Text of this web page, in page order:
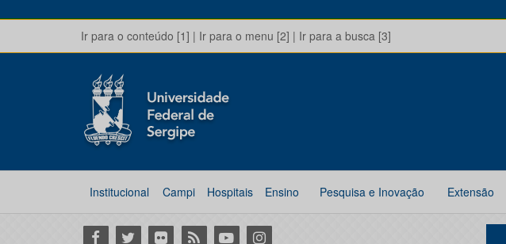
Ir para o conteúdo [1] | Ir para o menu [2] | Ir para a busca [3]
Institucional Campi Hospitais Ensino Pesquisa e Inovação Extensão
Facebook
Twitter Flickr RSS YoutubeInstagram